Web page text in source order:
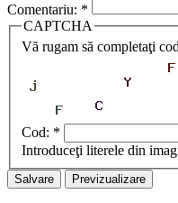
Comentariu: *
CAPTCHA
Vă rugam să completaţi
Cod: *
Introduceţi literele din